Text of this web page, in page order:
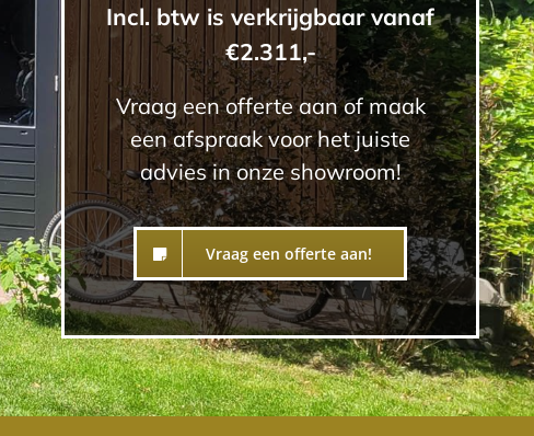
Incl. btw is verkrijgbaar vanaf
€2.311,-
Vraag een offerte aan of maak
een afspraak voor het juiste
advies in onze showroom!
Vraag een offerte aan!